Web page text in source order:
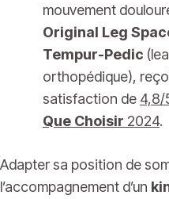
mouvement
Original Leg
Tempur-Pedic
orthopédique),
satisfaction de 4,8/
Que Choisir 2024.
Adapter sa position de
l’accompagnement d’un